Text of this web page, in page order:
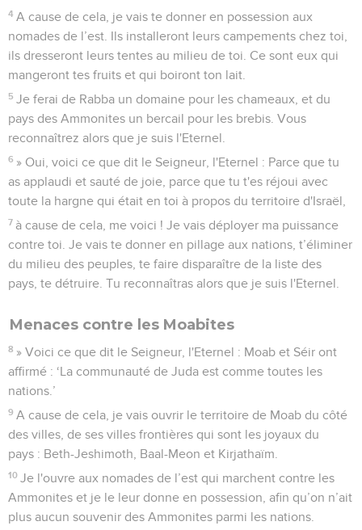
4 A cause de cela, je vais te donner en possession aux
nomades de l’est. Ils installeront leurs campements chez toi,
ils dresseront leurs tentes au milieu de toi. Ce sont eux qui
mangeront tes fruits et qui boiront ton lait.
5 Je ferai de Rabba un domaine pour les chameaux, et du
pays des Ammonites un bercail pour les brebis. Vous
reconnaîtrez alors que je suis l'Eternel.
6 » Oui, voici ce que dit le Seigneur, l'Eternel : Parce que tu
as applaudi et sauté de joie, parce que tu t'es réjoui avec
toute la hargne qui était en toi à propos du territoire d'Israël,
7 à cause de cela, me voici ! Je vais déployer ma puissance
contre toi. Je vais te donner en pillage aux nations, t’éliminer
du milieu des peuples, te faire disparaître de la liste des
pays, te détruire. Tu reconnaîtras alors que je suis l'Eternel.
Menaces contre les Moabites
8 » Voici ce que dit le Seigneur, l'Eternel : Moab et Séir ont
affirmé : ‘La communauté de Juda est comme toutes les
nations.’
9 A cause de cela, je vais ouvrir le territoire de Moab du côté
des villes, de ses villes frontières qui sont les joyaux du
pays : Beth-Jeshimoth, Baal-Meon et Kirjathaïm.
10 Je l'ouvre aux nomades de l’est qui marchent contre les
Ammonites et je le leur donne en possession, afin qu’on n’ait
plus aucun souvenir des Ammonites parmi les nations.